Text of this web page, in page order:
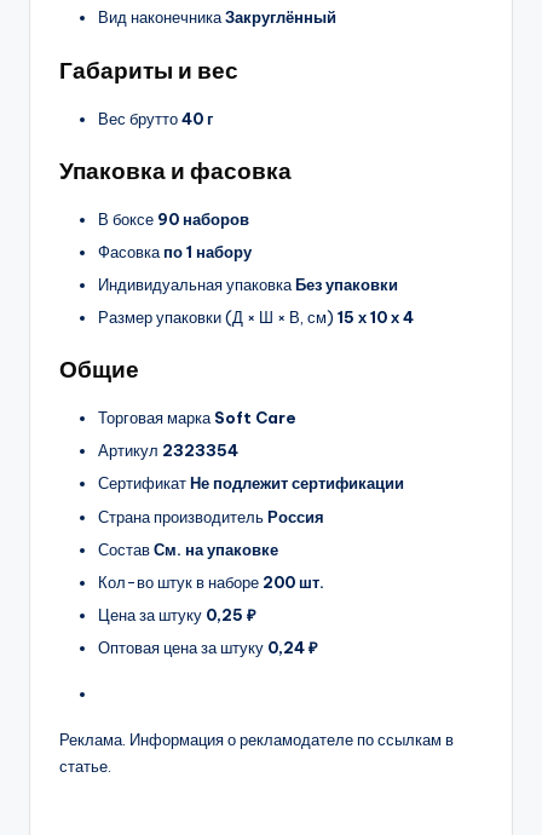
Вид наконечникаЗакруглённый
Габариты и вес
Вес брутто40 г
Упаковка и фасовка
В боксе 90 наборов
Фасовкапо 1 набору
Индивидуальная упаковкаБез упаковки
Размер упаковки (Д × Ш × В, см) 15 х 10 х 4
Общие
Торговая маркаSoft Care
Артикул 2323354
СертификатНе подлежит сертификации
Страна производительРоссия
СоставСм. на упаковке
Кол-во штук в наборе 200 шт.
Цена за штуку 0,25 ₽
Оптовая цена за штуку 0,24 ₽
Реклама. Информация о рекламодателе по ссылкам в
статье.